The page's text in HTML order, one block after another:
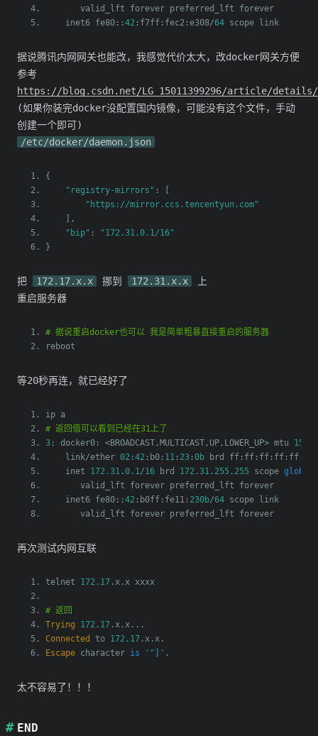
       valid_lft forever preferred_lft forever
    inet6 fe80
::42 : f7ff : fec2 :e308/64 scope link
据说腾讯内网网关也能改，我感觉代价太大，改docker网关方便
参考
https://blog.csdn.net/LG_15011399296/article/details/
(如果你装完docker没配置国内镜像，可能没有这个文件，手动
创建一个即可)
/etc/docker/daemon.json
{
"registry-mirrors" :
"https://mirror.ccs.tencentyun.com"
],
"bip" :
"172.31.0.1/16"
}
把 172.17.x.x 挪到 172.31.x.x
上
重启服务器
# 据说重启docker也可以 我是简单粗暴直接重启的服务器
reboot
等20秒再连，就已经好了
ip a
# 返回值可以看到已经在31上了
3 : docker0 : <BROADCAST , MULTICAST , UP , LOWER_UP> mtu 1500
    link
/ether 02 :42 : b0 : 11 : 23 :0b brd ff : ff : ff : ff : ff
    inet
172.31 .0.1/16 brd 172.31 . 255.255 scope global
       valid_lft forever preferred_lft forever
    inet6 fe80
::42 : b0ff : fe11 : 230b/64 scope link
       valid_lft forever preferred_lft forever
再次测试内网互联
telnet 172.17 .x .x xxxx
# 返回
Trying
172.17 .x .x ...
Connected
to 172.17 .x .x .
Escape character is '^]' .
太不容易了！！！
END